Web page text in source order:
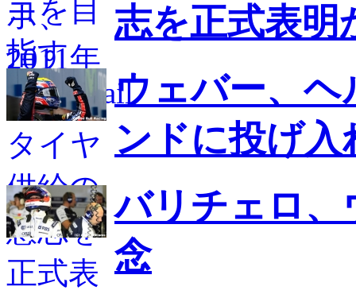
志を正式表明
ウェバー、
ンドに投げ
バリチェロ、
念